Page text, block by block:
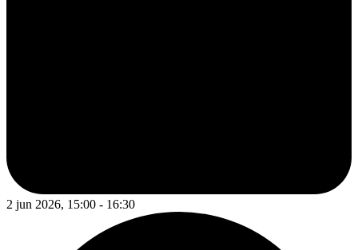
2 jun 2026, 15:00 - 16:30